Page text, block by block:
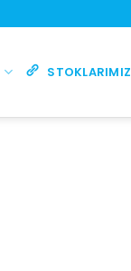
STOKLARIMIZ